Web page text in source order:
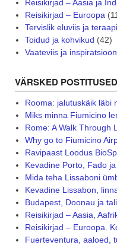
Reisikirjad – Aasia ja
Reisikirjad – Euroopa
Tervislik eluviis ja
Toidud ja kohvikud (42)
Vaateviis ja inspiratsioon
VÄRSKED POSTITUSED
Rooma: jalutuskäik läbi
Miks minna Fiumicino
Rome: A Walk Through
Why go to Fiumicino
Ravipaast Loodus
Kevadine Porto, Fado
Mida teha Lissaboni
Kevadine Lissabon,
Budapest, Doonau ja
Reisikirjad – Aasia,
Reisikirjad – Euroopa.
Fuerteventura, aaloed,